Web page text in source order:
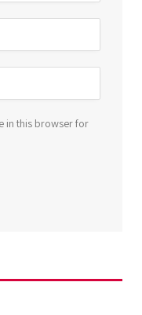
in this browser for